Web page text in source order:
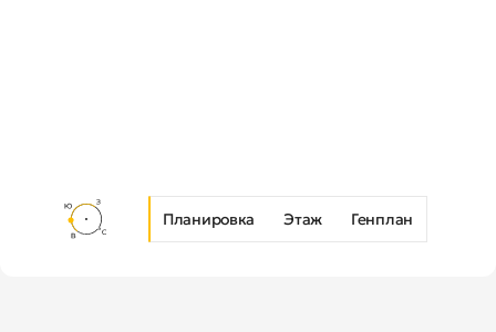
Планировка Этаж Генплан